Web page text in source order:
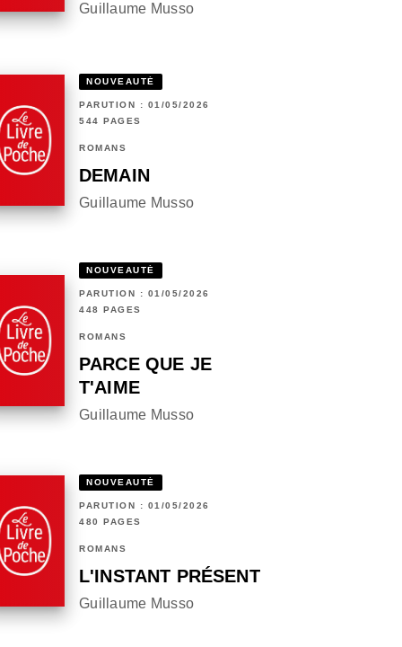
Guillaume Musso
NOUVEAUTÉ
PARUTION : 01/05/2026
544 PAGES
ROMANS
DEMAIN
Guillaume Musso
NOUVEAUTÉ
PARUTION : 01/05/2026
448 PAGES
ROMANS
PARCE QUE JE
T'AIME
Guillaume Musso
NOUVEAUTÉ
PARUTION : 01/05/2026
480 PAGES
ROMANS
L'INSTANT PRÉSENT
Guillaume Musso